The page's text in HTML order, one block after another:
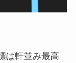
は軒並み最高